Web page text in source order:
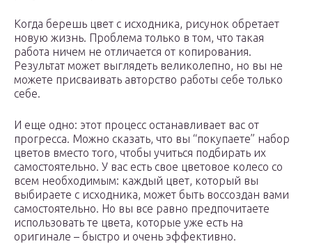
Когда берешь цвет с исходника, рисунок обретает
новую жизнь. Проблема только в том, что такая
работа ничем не отличается от копирования.
Результат может выглядеть великолепно, но вы не
можете присваивать авторство работы себе только
себе.
И еще одно: этот процесс останавливает вас от
прогресса. Можно сказать, что вы “покупаете” набор
цветов вместо того, чтобы учиться подбирать их
самостоятельно. У вас есть свое цветовое колесо со
всем необходимым: каждый цвет, который вы
выбираете с исходника, может быть воссоздан вами
самостоятельно. Но вы все равно предпочитаете
использовать те цвета, которые уже есть на
оригинале – быстро и очень эффективно.